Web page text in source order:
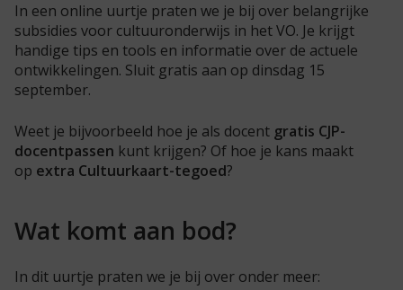
In een online uurtje praten we je bij over belangrijke
subsidies voor cultuuronderwijs in het VO. Je krijgt
handige tips en tools en informatie over de actuele
ontwikkelingen. Sluit gratis aan op dinsdag 15
september.
Weet je bijvoorbeeld hoe je als docent gratis CJP-
docentpassen kunt krijgen? Of hoe je kans maakt
op extra Cultuurkaart-tegoed?
Wat komt aan bod?
In dit uurtje praten we je bij over onder meer: